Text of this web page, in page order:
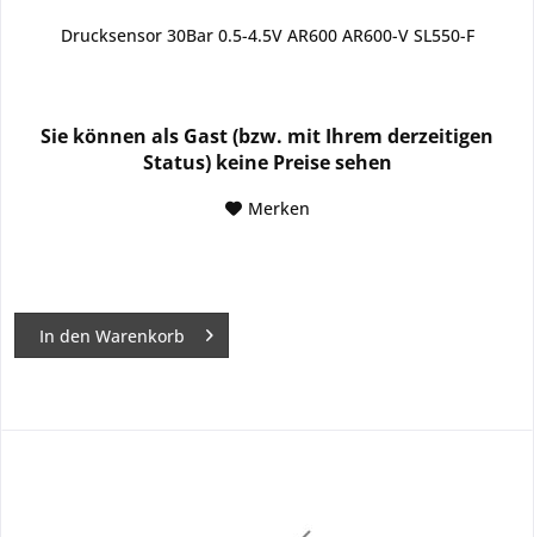
Drucksensor 30Bar 0.5-4.5V AR600 AR600-V SL550-F
Sie können als Gast (bzw. mit Ihrem derzeitigen
Status) keine Preise sehen
Merken
In den Warenkorb